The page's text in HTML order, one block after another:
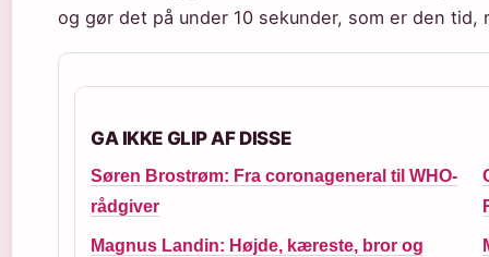
og gør det på under 10 sekunder, som er den
GA IKKE GLIP AF DISSE
Søren Brostrøm: Fra coronageneral til WHO-
rådgiver
Magnus Landin: Højde, kæreste, bror og